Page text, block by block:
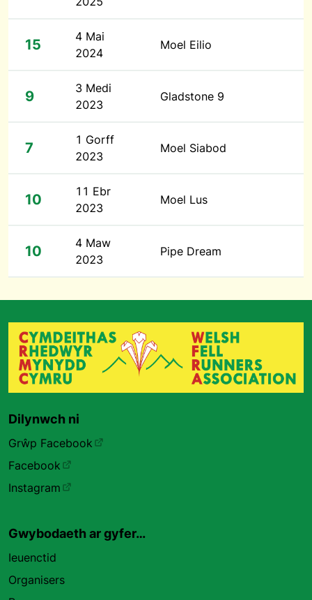
15
4 Mai
2024
Moel Eilio
9
3 Medi
2023
Gladstone 9
7
1 Gorff
2023
Moel Siabod
10
11 Ebr
2023
Moel Lus
10
4 Maw
2023
Pipe Dream
Dilynwch ni
Grŵp Facebook
Facebook
Instagram
Gwybodaeth ar gyfer…
Ieuenctid
Organisers